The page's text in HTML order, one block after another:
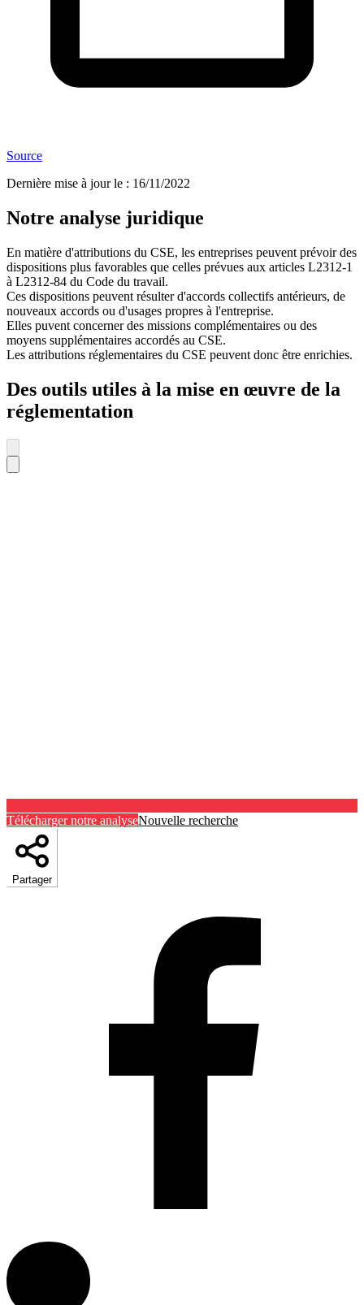
Source
Dernière mise à jour le : 16/11/2022
Notre analyse juridique
En matière d'attributions du CSE, les entreprises peuvent prévoir des
dispositions plus favorables que celles prévues aux articles L2312-1
à L2312-84 du Code du travail.
Ces dispositions peuvent résulter d'accords collectifs antérieurs, de
nouveaux accords ou d'usages propres à l'entreprise.
Elles puvent concerner des missions complémentaires ou des
moyens supplémentaires accordés au CSE.
Les attributions réglementaires du CSE peuvent donc être enrichies.
Des outils utiles à la mise en œuvre de la
réglementation
Télécharger notre analyseNouvelle recherche
Partager